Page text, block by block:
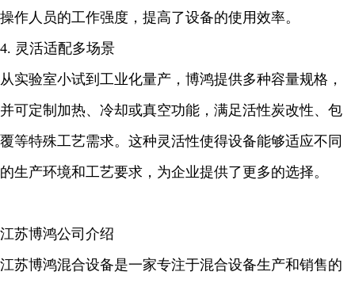
操作人员的工作强度，提高了设备的使用效率。
4. 灵活适配多场景
从实验室小试到工业化量产，博鸿提供多种容量规格，
并可定制加热、冷却或真空功能，满足活性炭改性、包
覆等特殊工艺需求。这种灵活性使得设备能够适应不同
的生产环境和工艺要求，为企业提供了更多的选择。
江苏博鸿公司介绍
江苏博鸿混合设备是一家专注于混合设备生产和销售的